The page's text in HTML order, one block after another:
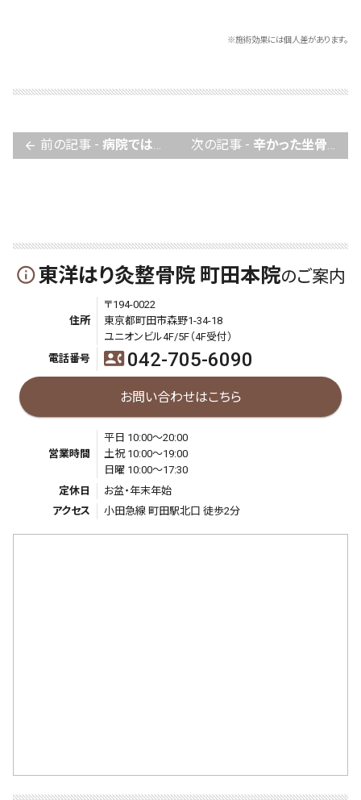
※施術効果には個人差があります。
arrow_back 前の記事 - 病院では原因不明の潰瘍性大腸炎が改善しました！ 次の記事 - 辛かった坐骨神経痛が、１回目からかなりひいて即効性を実感しました
info_outline東洋はり灸整骨院 町田本院のご案内
住所
〒194-0022
東京都町田市森野1-34-18
ユニオンビル4F/5F（4F受付）
電話番号
contact_phone 042-705-6090
お問い合わせはこちら
営業時間
平日 10:00～20:00
土祝 10:00～19:00
日曜 10:00～17:30
定休日
お盆・年末年始
アクセス
小田急線 町田駅北口 徒歩2分